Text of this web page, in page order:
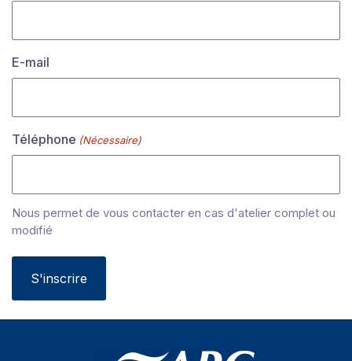
E-mail
Téléphone (Nécessaire)
Nous permet de vous contacter en cas d'atelier complet ou
modifié